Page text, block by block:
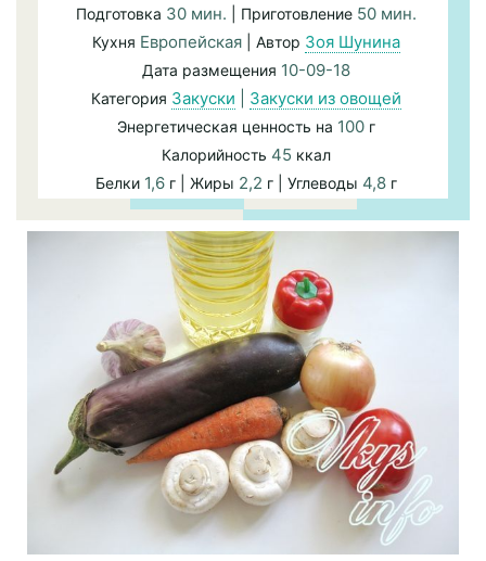
Подготовка 30 мин. | Приготовление 50 мин.
Кухня Европейская| Автор Зоя Шунина
Дата размещения 10-09-18
Категория Закуски Закуски из овощей
Энергетическая ценность на 100г
Калорийность 45 ккал
Белки 1,6г | Жиры 2,2 г | Углеводы 4,8г